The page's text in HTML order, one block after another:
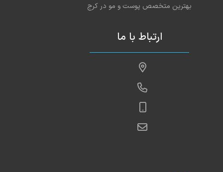
بهترین متخصص پوست و مو در کرج
ارتباط با ما